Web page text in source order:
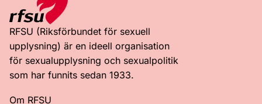
RFSU (Riksförbundet för sexuell
upplysning) är en ideell organisation
för sexualupplysning och sexualpolitik
som har funnits sedan 1933.
Om RFSU